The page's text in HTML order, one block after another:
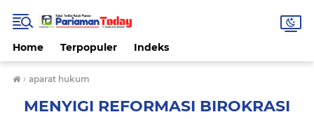
Home Terpopuler Indeks
› aparat hukum
MENYIGI REFORMASI BIROKRASI